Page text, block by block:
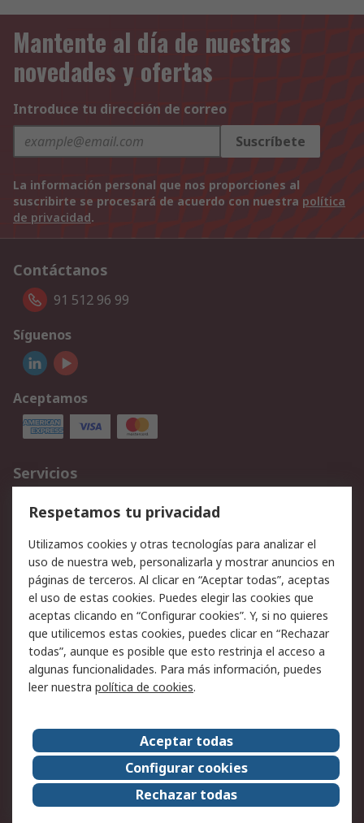
Mantente al día de nuestras
novedades y ofertas
Introduce tu dirección de correo
Suscríbete
La información personal que nos proporciones al
suscribirte se procesará de acuerdo con nuestra política
de privacidad.
Contáctanos
91 512 96 99
Síguenos
Aceptamos
Servicios
Cómo realizar pedidos
Devoluciones
Facturación y pago
Ofertas
Soporte técnico
Legal
Aviso legal
Política de privacidad -
Actualizada
Política sobre cookies
Seguridad de emails
Certificaciones de
Condiciones de venta
Acerca de RS
Acerca de RS
RS Group
RS en el mundo
Sala de prensa
Respetamos tu privacidad
Utilizamos cookies y otras tecnologías para analizar el
uso de nuestra web, personalizarla y mostrar anuncios en
páginas de terceros. Al clicar en “Aceptar todas”, aceptas
el uso de estas cookies. Puedes elegir las cookies que
aceptas clicando en “Configurar cookies”. Y, si no quieres
que utilicemos estas cookies, puedes clicar en “Rechazar
todas”, aunque es posible que esto restrinja el acceso a
algunas funcionalidades. Para más información, puedes
leer nuestra política de cookies.
Aceptar todas
Configurar cookies
Rechazar todas